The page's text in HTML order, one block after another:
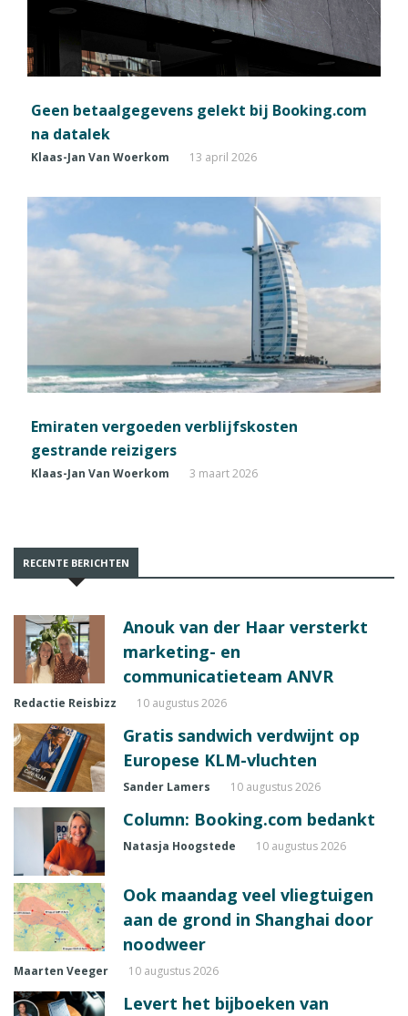
Geen betaalgegevens gelekt bij Booking.com
na datalek
Klaas-Jan Van Woerkom 13 april 2026
Emiraten vergoeden verblijfskosten
gestrande reizigers
Klaas-Jan Van Woerkom 3 maart 2026
RECENTE BERICHTEN
Anouk van der Haar versterkt
marketing- en
communicatieteam ANVR
Redactie Reisbizz 10 augustus 2026
Gratis sandwich verdwijnt op
Europese KLM-vluchten
Sander Lamers 10 augustus 2026
Column: Booking.com bedankt
Natasja Hoogstede 10 augustus 2026
Ook maandag veel vliegtuigen
aan de grond in Shanghai door
noodweer
Maarten Veeger 10 augustus 2026
Levert het bijboeken van